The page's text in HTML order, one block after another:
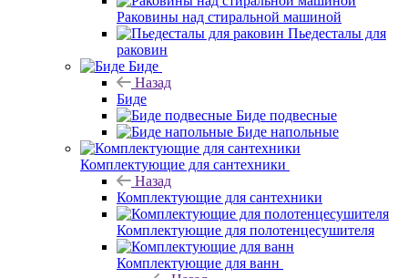
Раковины над стиральной машиной
Пьедесталы для
раковин
Биде
Назад
Биде
Биде подвесные
Биде напольные
Комплектующие для сантехники
Назад
Комплектующие для сантехники
Комплектующие для полотенцесушителя
Комплектующие для ванн